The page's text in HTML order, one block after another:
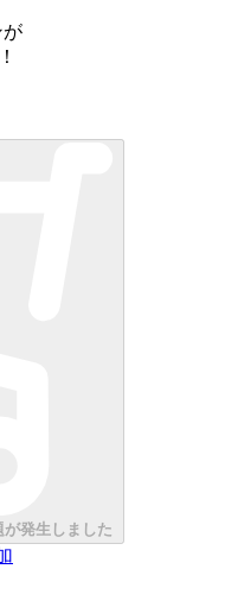
が
が発生しました